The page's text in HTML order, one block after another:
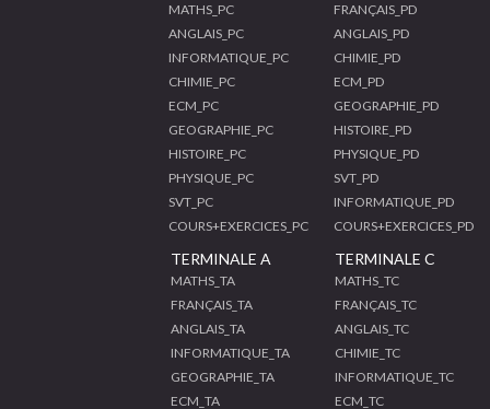
MATHS_PC
ANGLAIS_PC
INFORMATIQUE_PC
CHIMIE_PC
ECM_PC
GEOGRAPHIE_PC
HISTOIRE_PC
PHYSIQUE_PC
SVT_PC
COURS+EXERCICES_PC
FRANÇAIS_PD
ANGLAIS_PD
CHIMIE_PD
ECM_PD
GEOGRAPHIE_PD
HISTOIRE_PD
PHYSIQUE_PD
SVT_PD
INFORMATIQUE_PD
COURS+EXERCICES_PD
TERMINALE A
MATHS_TA
FRANÇAIS_TA
ANGLAIS_TA
INFORMATIQUE_TA
GEOGRAPHIE_TA
ECM_TA
TERMINALE C
MATHS_TC
FRANÇAIS_TC
ANGLAIS_TC
CHIMIE_TC
INFORMATIQUE_TC
ECM_TC